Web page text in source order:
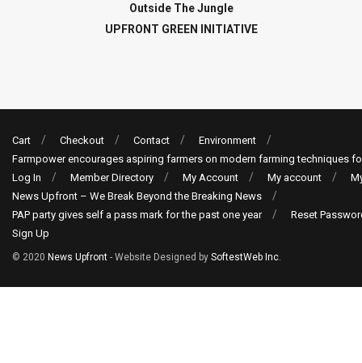
Outside The Jungle
UPFRONT GREEN INITIATIVE
Cart Checkout Contact
Environment
Farmpower encourages aspiring farmers on modern farming techniques
Log In
Member Directory My Account My account
News Upfront – We Break Beyond the Breaking News
PAP party gives self a pass mark for the past one year
Reset
Sign Up
© 2020 News Upfront - Website Designed by SoftestWeb Inc